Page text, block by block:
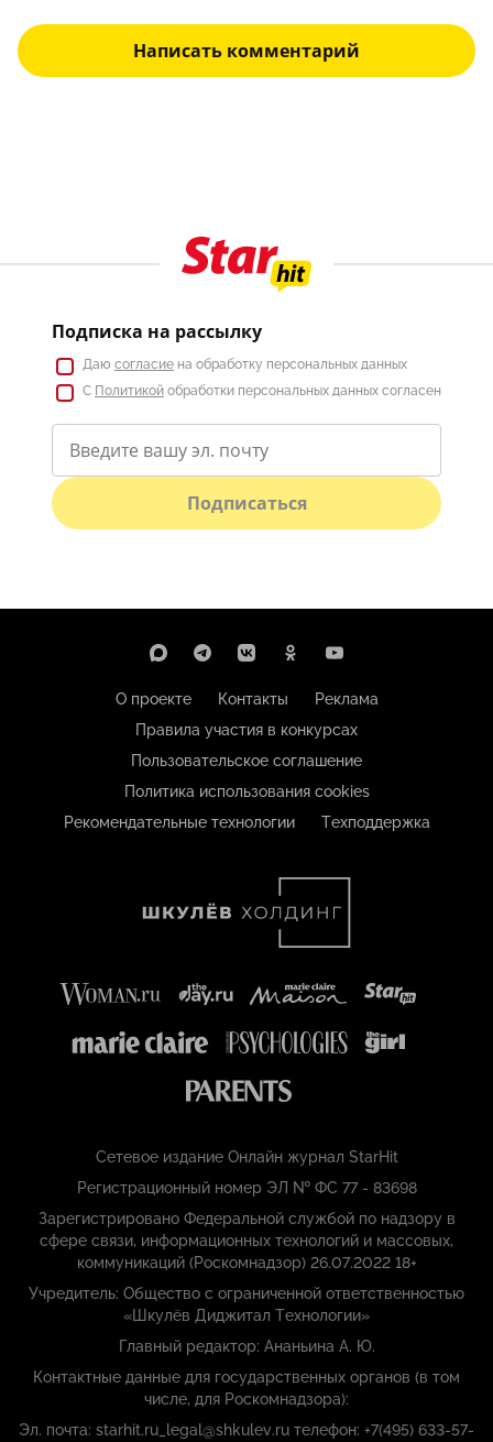
Написать комментарий
Подписка на рассылку
Даю согласие на обработку персональных данных
С Политикой обработки персональных данных согласен
Подписаться
О проекте Контакты
Реклама
Правила участия в конкурсах
Пользовательское соглашение
Политика использования cookies
Рекомендательные технологии
Техподдержка
Сетевое издание Онлайн журнал StarHit
Регистрационный номер ЭЛ № ФС 77 - 83698
Зарегистрировано Федеральной службой по надзору в
сфере связи, информационных технологий и массовых,
коммуникаций (Роскомнадзор) 26.07.2022 18+
Учредитель: Общество с ограниченной ответственностью
«Шкулёв Диджитал Технологии»
Главный редактор: Ананьина А. Ю.
Контактные данные для государственных органов (в том
числе, для Роскомнадзора):
Эл. почта: starhit.ru_legal@shkulev.ru телефон: +7(495) 633-57-